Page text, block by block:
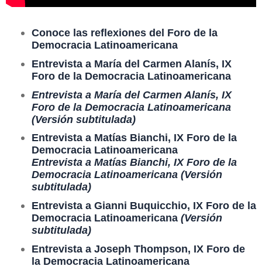
Conoce las reflexiones del Foro de la
Democracia Latinoamericana
Entrevista a María del Carmen Alanís, IX
Foro de la Democracia Latinoamericana
Entrevista a María del Carmen Alanís, IX
Foro de la Democracia Latinoamericana
(Versión subtitulada)
Entrevista a Matías Bianchi, IX Foro de la
Democracia Latinoamericana
Entrevista a Matías Bianchi, IX Foro de la
Democracia Latinoamericana (Versión
subtitulada)
Entrevista a Gianni Buquicchio, IX Foro de la
Democracia Latinoamericana (Versión
subtitulada)
Entrevista a Joseph Thompson, IX Foro de
la Democracia Latinoamericana